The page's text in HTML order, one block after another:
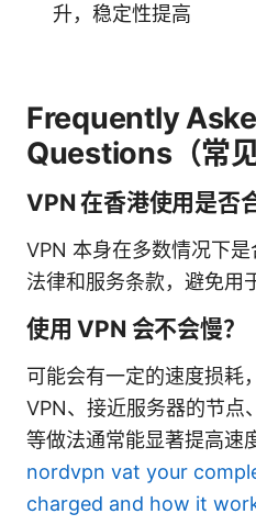
升，稳定性提高
Frequently
Questions（常见
VPN 在香港使用是否
VPN 本身在多数情况下
法律和服务条款，避免用
使用 VPN 会不会慢？
可能会有一定的速度损耗
VPN、接近服务器的节点
等做法通常能显著提高速
nordvpn vat your
charged and how it